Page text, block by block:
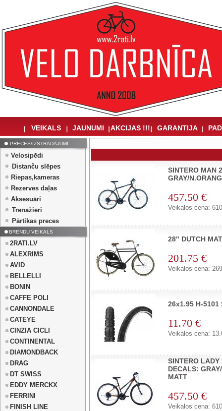
VEIKALS JAUNUMI AKCIJAS !!! GARANTIJA
PRECES/IZSTRĀDĀJUMI
Velosipēdi
Distanču slēpes
Riepas,kameras
Rezerves daļas
Aksesuāri
Trenažieri
Pārtikas preces
BRENDU VEIKALS
2RATI.LV
ALEXRIMS
AVID
BELLELLI
BONIN
CAFFE POLI
CANNONDALE
CATEYE
CINZIA CICLI
CONTINENTAL
DIAMONDBACK
DRAG
DT SWISS
EDDY MERCKX
FERRINI
FINISH LINE
SINTERO MAN
GRAY/
457.50 €
Veikalos cena:
28" DUTCH
201.75 €
Veikalos cena:
26x1.95 H-5101
11.70 €
Veikalos cena:
SINTERO
DECALS:
MATT
457.50 €
Veikalos cena: